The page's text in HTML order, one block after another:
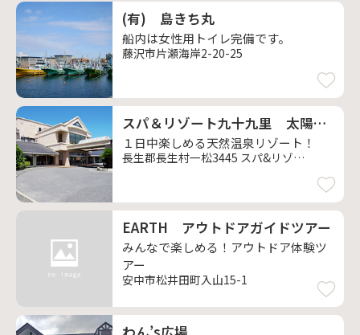
(有) 島きち丸
船内は女性用トイレ完備です。
藤沢市片瀬海岸2-20-25
スパ＆リゾート九十九里 太陽の里
１日中楽しめる天然温泉リゾート！
長生郡長生村一松3445 スパ&リゾート九十九里 太陽の里
EARTH アウトドアガイドツアー
みんなで楽しめる！アウトドア体験ツ
アー
安中市松井田町入山15-1